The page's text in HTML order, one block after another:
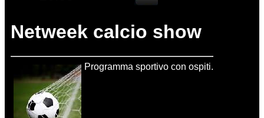
Netweek calcio show
Programma sportivo con ospiti.